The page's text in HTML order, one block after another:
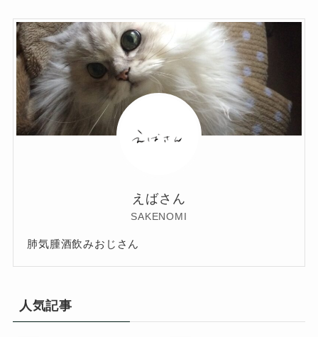
えばさん
SAKENOMI
肺気腫酒飲みおじさん
人気記事